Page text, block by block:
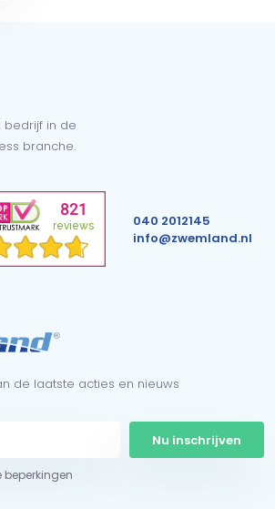
bedrijf in de
branche.
040 2012145
info@zwemland.nl
de laatste acties en nieuws
Nu inschrijven
beperkingen